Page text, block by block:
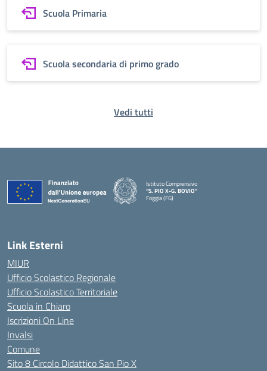
Scuola Primaria
Scuola secondaria di primo grado
Vedi tutti
Istituto Comprensivo
“S. PIO X-G. BOVIO”
Foggia (FG)
— Visita la pagina iniziale della scuola
Link Esterni
MIUR
Ufficio Scolastico Regionale
Ufficio Scolastico Territoriale
Scuola in Chiaro
Iscrizioni On Line
Invalsi
Comune
Sito 8 Circolo Didattico San Pio X